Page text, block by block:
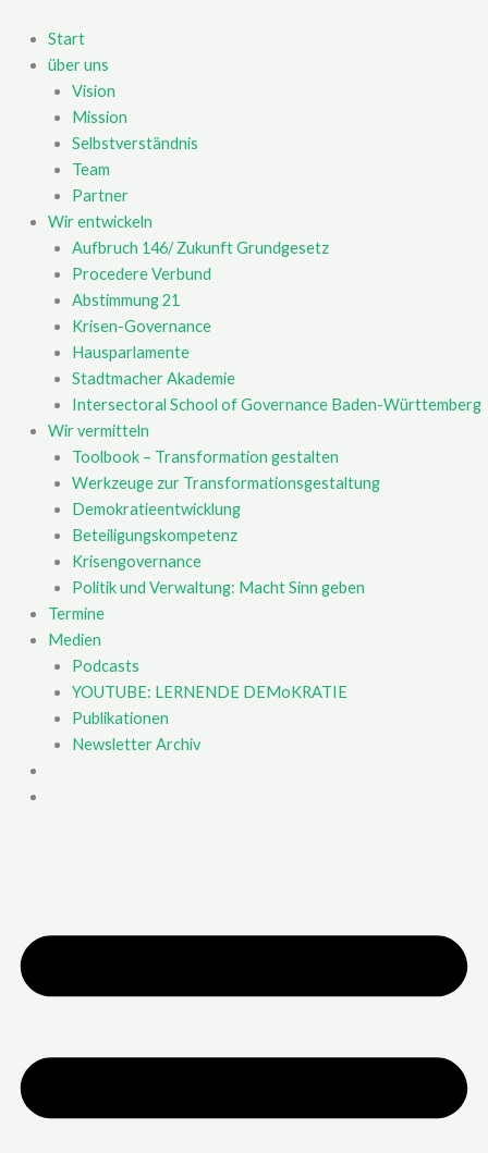
Inhalt
springen
Start
über uns
Vision
Mission
Selbstverständnis
Team
Partner
Wir entwickeln
Aufbruch 146/ Zukunft Grundgesetz
Procedere Verbund
Abstimmung 21
Krisen-Governance
Hausparlamente
Stadtmacher Akademie
Intersectoral School of Governance Baden-Württemberg
Wir vermitteln
Toolbook – Transformation gestalten
Werkzeuge zur Transformationsgestaltung
Demokratieentwicklung
Beteiligungskompetenz
Krisengovernance
Politik und Verwaltung: Macht Sinn geben
Termine
Medien
Podcasts
YOUTUBE: LERNENDE DEMoKRATIE
Publikationen
Newsletter Archiv